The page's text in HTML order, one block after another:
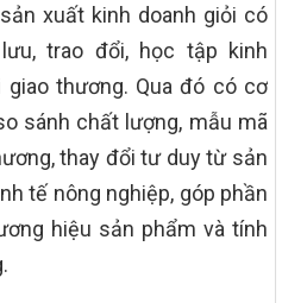
xuất kinh doanh giỏi có
trao đổi, học tập kinh
thương. Qua đó có cơ
sánh chất lượng, mẫu mã
thay đổi tư duy từ sản
tế nông nghiệp, góp phần
hiệu sản phẩm và tính